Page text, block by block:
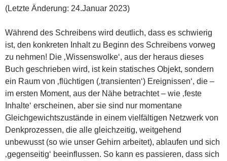
(Letzte Änderung: 24.Januar 2023)
Während des Schreibens wird deutlich, dass es schwierig
ist, den konkreten Inhalt zu Beginn des Schreibens vorweg
zu nehmen! Die ‚Wissenswolke‘, aus der heraus dieses
Buch geschrieben wird, ist kein statisches Objekt, sondern
ein Raum von ‚flüchtigen (‚transienten‘) Ereignissen‘, die –
im ersten Moment, aus der Nähe betrachtet – wie ‚feste
Inhalte‘ erscheinen, aber sie sind nur momentane
Gleichgewichtszustände in einem vielfältigen Netzwerk von
Denkprozessen, die alle gleichzeitig, weitgehend
unbewusst (so wie unser Gehirn arbeitet), ablaufen und sich
‚gegenseitig‘ beeinflussen. So kann es passieren, dass sich